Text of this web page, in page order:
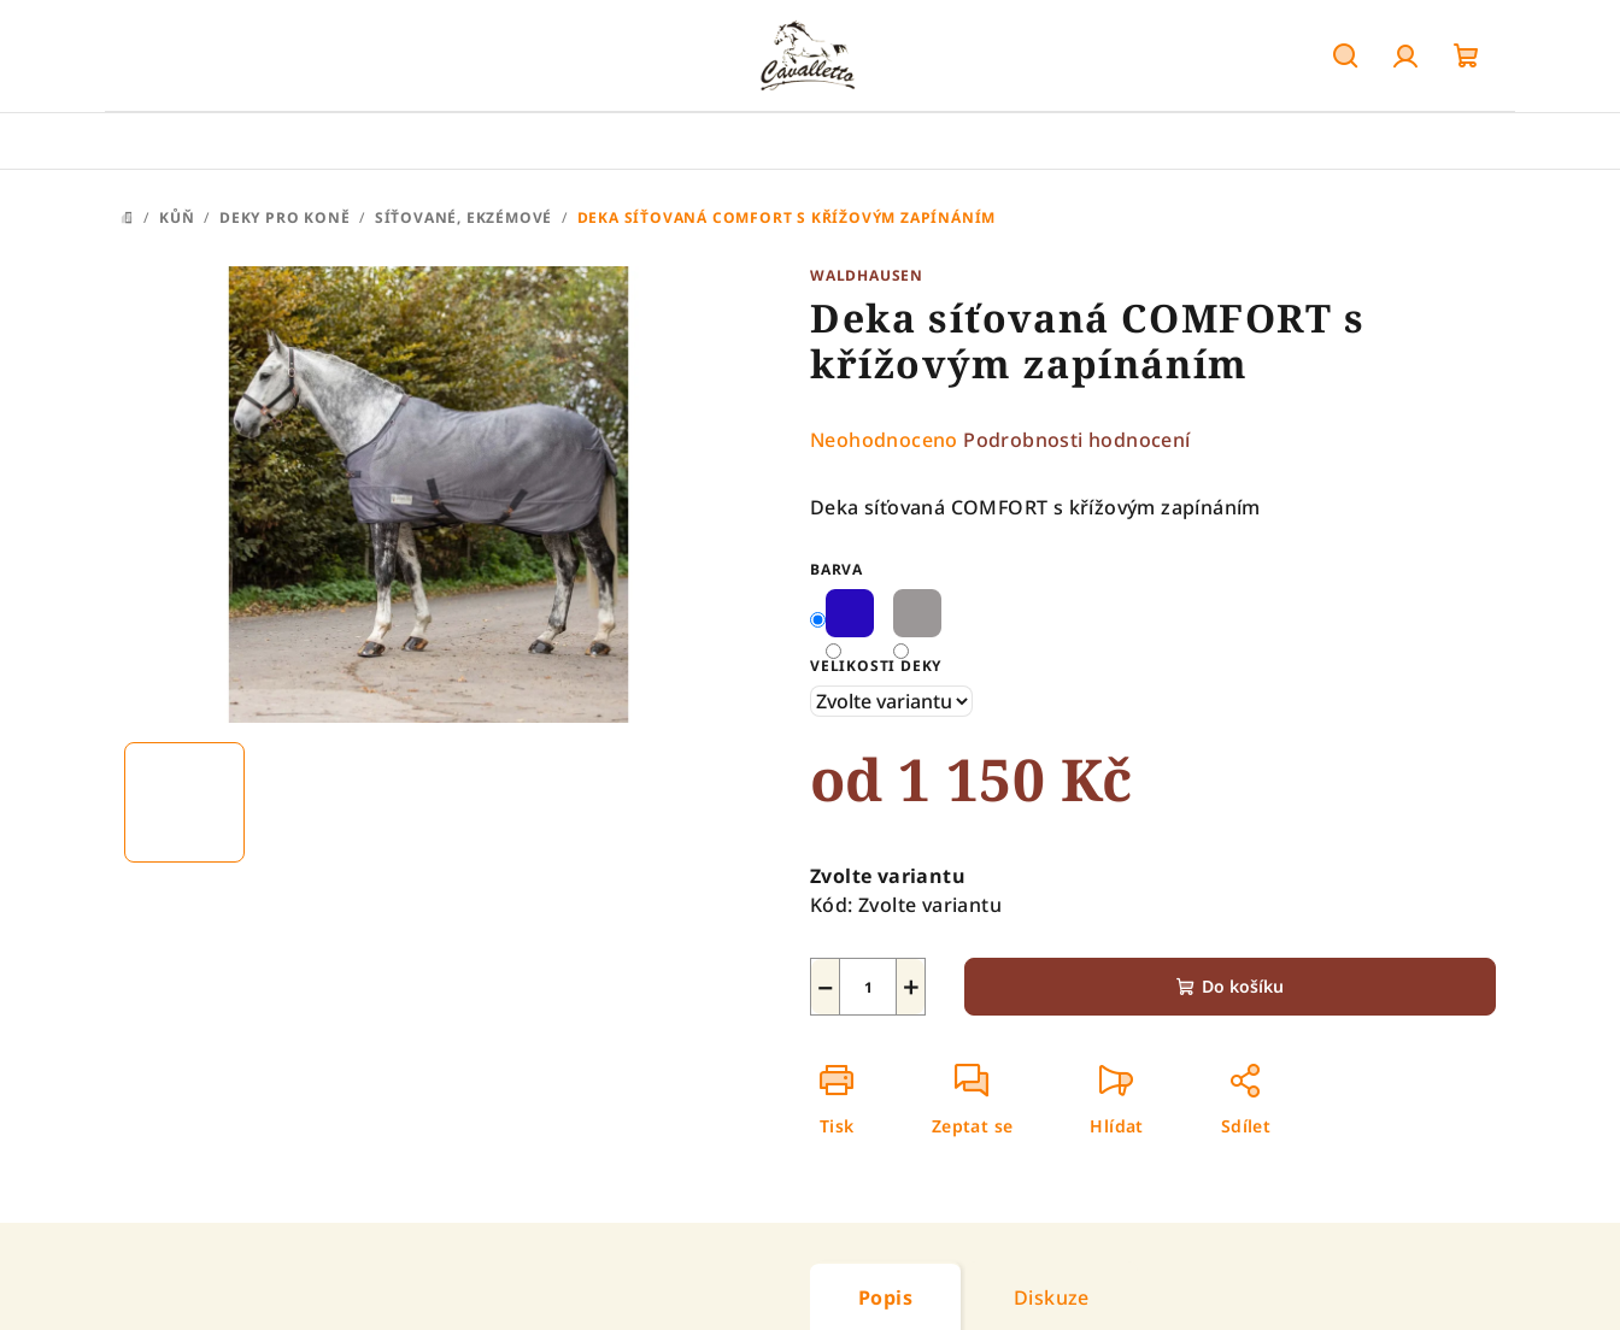
košík
DOMŮ
/ KŮŇ / DEKY PRO KONĚ / SÍŤOVANÉ, EKZÉMOVÉ / DEKA SÍŤOVANÁ COMFORT S KŘÍŽOVÝM ZAPÍNÁNÍM
WALDHAUSEN
Deka síťovaná COMFORT s
křížovým zapínáním
Průměrné
produktu
z
5
hvězdiček.
Neohodnoceno Podrobnosti hodnocení
Deka síťovaná COMFORT s křížovým zapínáním
BARVA
VELIKOSTI DEKY
od 1 150 Kč
cena:
Zvolte variantu
Kód: Zvolte variantu
+
− Do košíku
Tisk Zeptat se Hlídat Sdílet
Popis Diskuze